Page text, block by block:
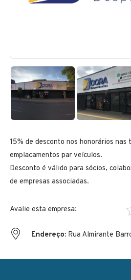
15% de desconto nos honorários nas
emplacamentos par veículos.
Desconto é válido para sócios,
de empresas associadas.
Endereço: Rua Almirante